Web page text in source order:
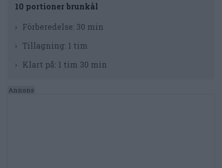
10 portioner brunkål
Förberedelse: 30 min
Tillagning: 1 tim
Klart på: 1 tim 30 min